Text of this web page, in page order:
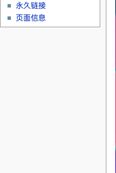
永久链接
页面信息